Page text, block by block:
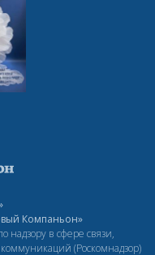
Компаньон»
надзору в сфере связи,
(Роскомнадзор)